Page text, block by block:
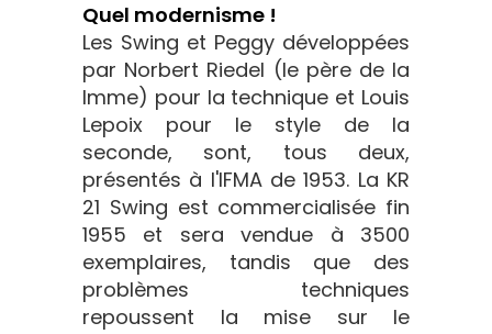
Quel modernisme !
Les Swing et Peggy développées
par Norbert Riedel (le père de la
Imme) pour la technique et Louis
Lepoix pour le style de la
seconde, sont, tous deux,
présentés à l'IFMA de 1953. La KR
21 Swing est commercialisée fin
1955 et sera vendue à 3500
exemplaires, tandis que des
problèmes techniques
repoussent la mise sur le